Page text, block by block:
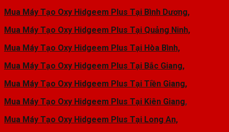
Mua Máy Tạo Oxy Hidgeem Plus Tại Bình Dương,
Mua Máy Tạo Oxy Hidgeem Plus Tại Quảng Ninh,
Mua Máy Tạo Oxy Hidgeem Plus Tại Hòa Bình,
Mua Máy Tạo Oxy Hidgeem Plus Tại Bắc Giang,
Mua Máy Tạo Oxy Hidgeem Plus Tại Tiền Giang,
Mua Máy Tạo Oxy Hidgeem Plus Tại Kiên Giang,
Mua Máy Tạo Oxy Hidgeem Plus Tại Long An,